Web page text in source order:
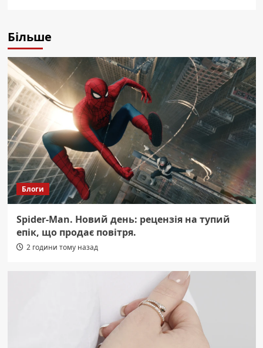
Більше
Блоги
Spider-Man. Новий день: рецензія на тупий
епік, що продає повітря.
2 години тому назад